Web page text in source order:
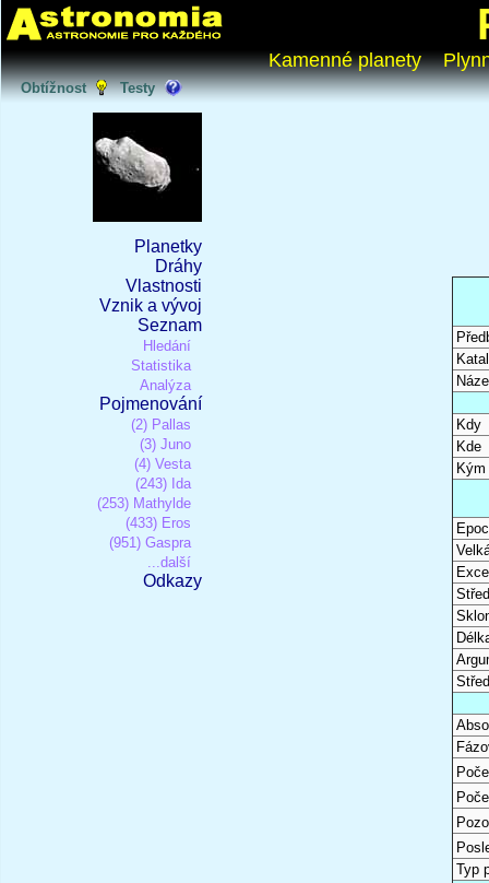
Kamenné planety
Obtížnost Testy
Planetky
Dráhy
Vlastnosti
Vznik a vývoj
Seznam
Hledání
Statistika
Analýza
Pojmenování
(2) Pallas
(3) Juno
(4) Vesta
(243) Ida
(253) Mathylde
(433) Eros
(951) Gaspra
...další
Odkazy
Kdy
Kde
Kým
Typ